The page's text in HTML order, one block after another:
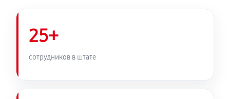
25+
сотрудников в штате